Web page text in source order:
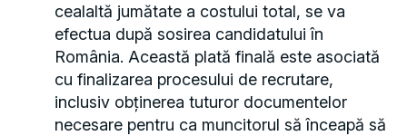
cealaltă jumătate a costului total, se va
efectua după sosirea candidatului în
România. Această plată finală este asociată
cu finalizarea procesului de recrutare,
inclusiv obținerea tuturor documentelor
necesare pentru ca muncitorul să înceapă să